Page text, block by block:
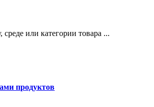
или категории товара ...
продуктов